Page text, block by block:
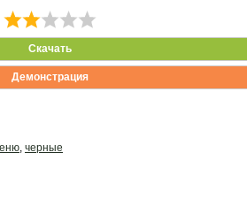
Скачать
Демонстрация
, черные